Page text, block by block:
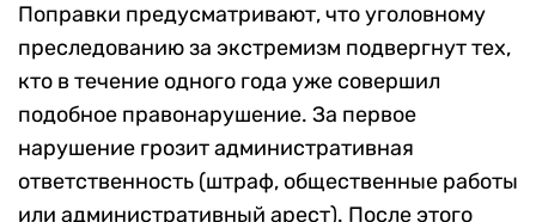
Поправки предусматривают, что уголовному
преследованию за экстремизм подвергнут тех,
кто в течение одного года уже совершил
подобное правонарушение. За первое
нарушение грозит административная
ответственность (штраф, общественные работы
или административный арест). После этого